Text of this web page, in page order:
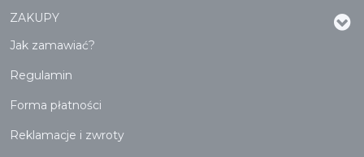
ZAKUPY
Jak zamawiać?
Regulamin
Forma płatności
Reklamacje i zwroty